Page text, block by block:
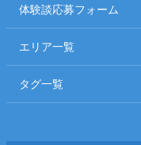
体験談応募フォーム
エリア一覧
タグ一覧